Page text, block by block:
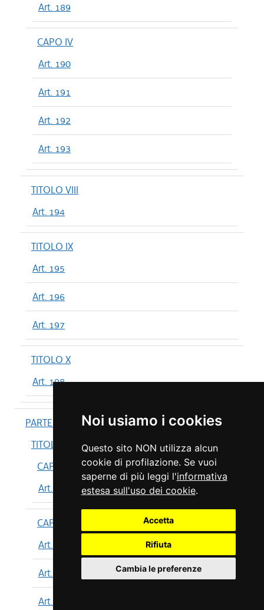
Noi usiamo i cookies
Questo sito NON utilizza alcun
cookie di profilazione. Se vuoi
saperne di più leggi l'informativa
estesa sull'uso dei cookie.
Accetta
Rifiuta
Cambia le preferenze
Art. 189
CAPO IV
Art. 190
Art. 191
Art. 192
Art. 193
TITOLO VIII
Art. 194
TITOLO IX
Art. 195
Art. 196
Art. 197
TITOLO X
Art. 198
PARTE IV
TITOLO I
CAPO I
Art. 199
CAPO II
Art. 200
Art. 201
Art. 202